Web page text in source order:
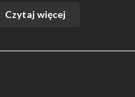
Czytaj więcej